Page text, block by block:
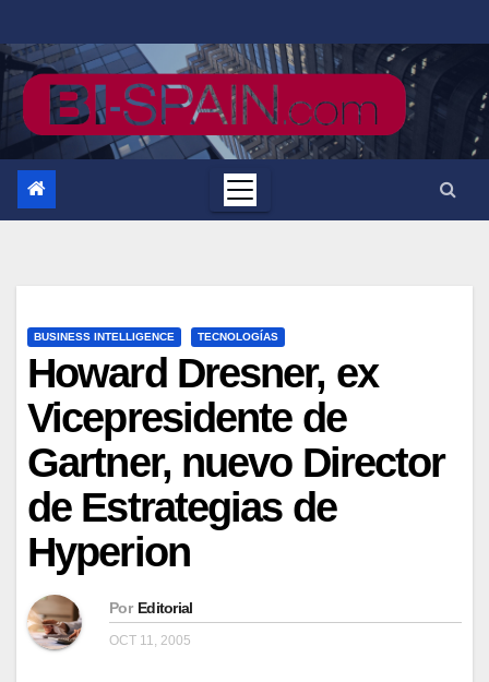
al
contenido
BUSINESS INTELLIGENCE TECNOLOGÍAS
Howard Dresner, ex
Vicepresidente de
Gartner, nuevo Director
de Estrategias de
Hyperion
Por Editorial
OCT 11, 2005